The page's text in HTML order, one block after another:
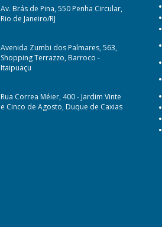
Av. Brás de Pina, 550 Penha Circular,
Rio de Janeiro/RJ
Avenida Zumbi dos Palmares, 563,
Shopping Terrazzo, Barroco -
Itaipuaçu
Rua Correa Méier, 400 - Jardim Vinte
e Cinco de Agosto, Duque de Caxias